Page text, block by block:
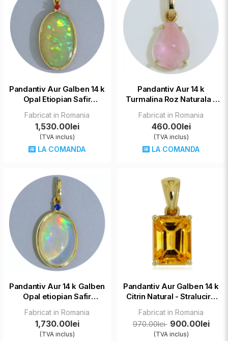
Pandantiv Aur Galben 14 k
Opal Etiopian Safir
Lumina interioara
Fabricat in Romania
1,530.00lei
(TVA inclus)
LA COMANDA
Pandantiv Aur 14 k
Turmalina Roz Naturala -
Fabricat in Romania
460.00lei
(TVA inclus)
LA COMANDA
Pandantiv Aur 14 k Galben
Opal etiopian Safir
Fascinant
Fabricat in Romania
1,730.00lei
(TVA inclus)
Pandantiv Aur Galben 14 k
Citrin Natural - Stralucire
Fabricat in Romania
970.00lei 900.00lei
(TVA inclus)